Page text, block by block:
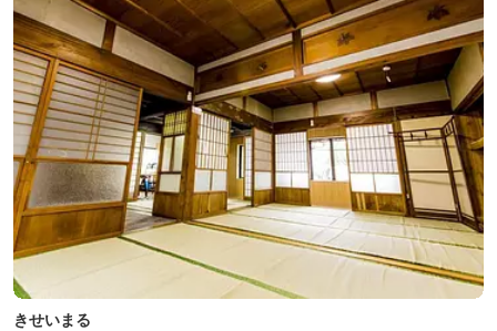
きせいまる